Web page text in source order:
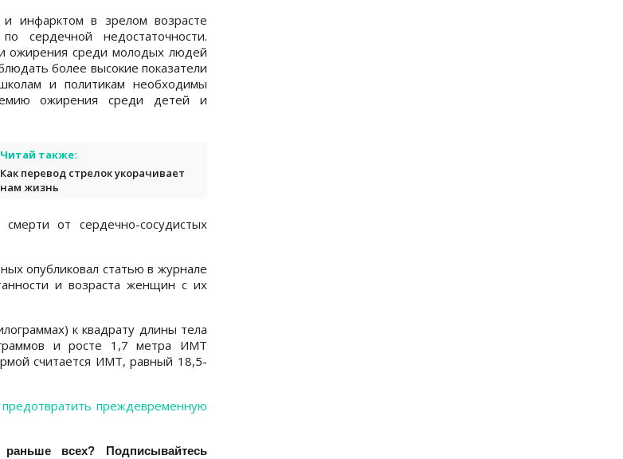
в зрелом возрасте
сердечной недостаточности.
и ожирения среди молодых людей
более высокие показатели
и политикам необходимы
ожирения среди детей и
Читай также:
Как перевод стрелок укорачивает
нам жизнь
от сердечно-сосудистых
опубликовал статью в журнале
и возраста женщин с их
к квадрату длины тела
и росте 1,7 метра ИМТ
считается ИМТ, равный 18,5-
преждевременную
всех? Подписывайтесь